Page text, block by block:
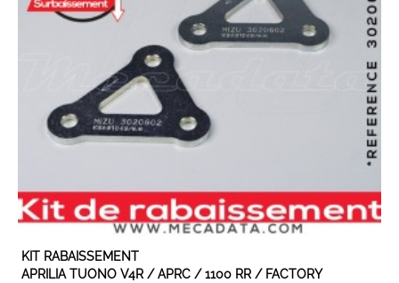
KIT RABAISSEMENT
APRILIA TUONO V4R / APRC / 1100 RR / FACTORY